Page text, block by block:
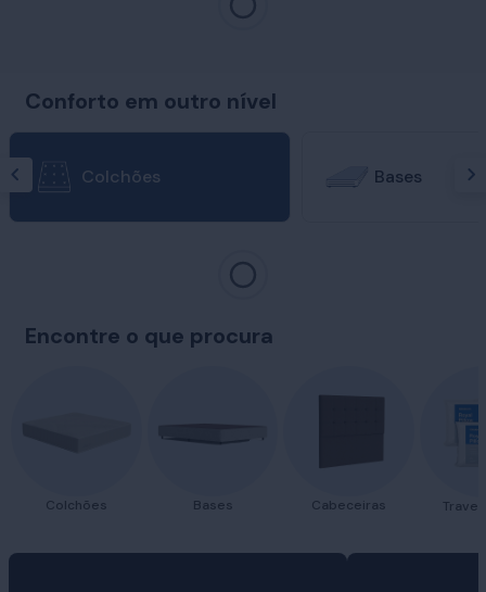
Conforto em outro nível
Colchões Bases
Encontre o que procura
Colchões Bases Cabeceiras